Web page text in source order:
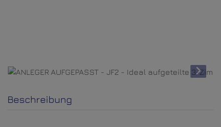
Beschreibung